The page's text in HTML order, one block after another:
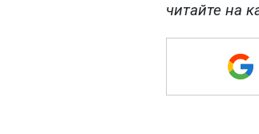
читайте на